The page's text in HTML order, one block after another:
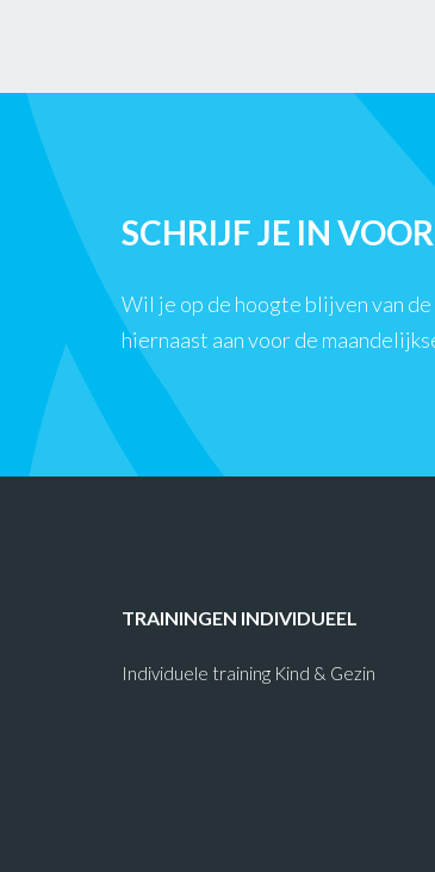
SCHRIJF JE IN
Wil je op de hoogte blijven van
hiernaast aan voor de
TRAININGEN INDIVIDUEEL
Individuele training Kind & Gezin